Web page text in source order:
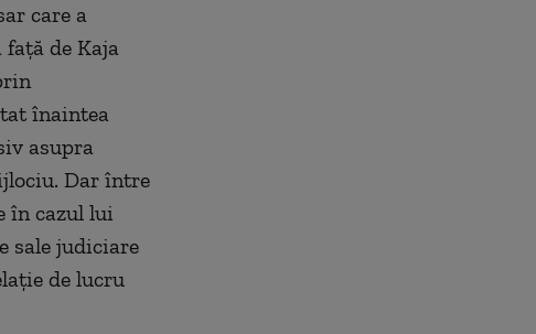
care a
de Kaja
înaintea
asupra
Dar între
în cazul lui
sale judiciare
de lucru